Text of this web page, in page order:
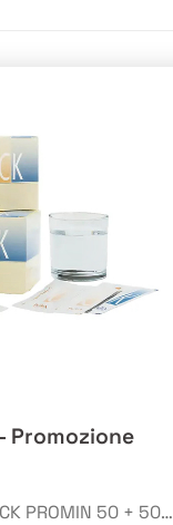
Promozione
PROMIN 50 + 50…